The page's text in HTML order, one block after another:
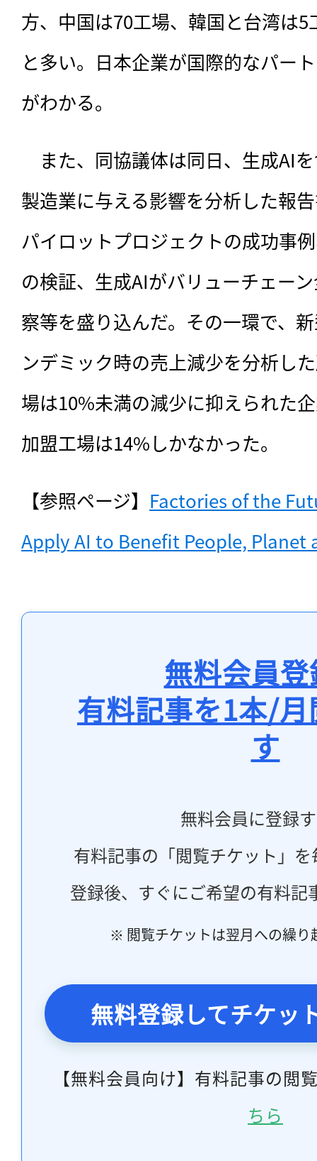
方、中国は70工場、韓国と台湾は5
と多い。日本企業が国際的なパー
がわかる。
また、同協議体は同日、生成AI
製造業に与える影響を分析した報
パイロットプロジェクトの成功事
の検証、生成AIがバリューチェー
察等を盛り込んだ。その一環で、
ンデミック時の売上減少を分析し
場は10%未満の減少に抑えられた
加盟工場は14%しかなかった。
【参照ページ】 Factories of the
Apply AI to Benefit People, Planet
無料会員
有料記事を1本/
す
無料会員に登録
有料記事の「閲覧チケット」
登録後、すぐにご希望の有料記
※ 閲覧チケットは翌月への繰り
無料登録してチケッ
【無料会員向け】有料記事の閲
ちら